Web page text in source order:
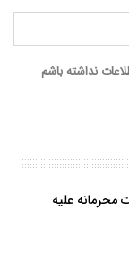
نداشته باشم
محرمانه علیه